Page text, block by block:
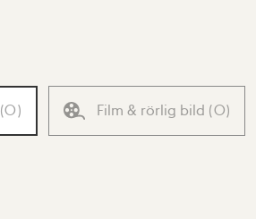
(0) Film & rörlig bild (0)